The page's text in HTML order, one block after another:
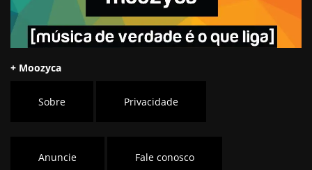
+ Moozyca
Sobre Privacidade
Anuncie Fale conosco